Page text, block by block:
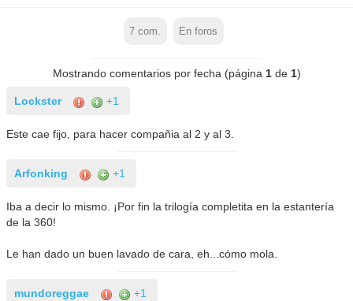
7 com. En foros
Mostrando comentarios por fecha (página 1de 1)
Lockster +1
Este cae fijo, para hacer compañia al 2 y al 3.
Arfonking +1
Iba a decir lo mismo. ¡Por fin la trilogía completita en la estantería
de la 360!
Le han dado un buen lavado de cara, eh...cómo mola.
mundoreggae +1